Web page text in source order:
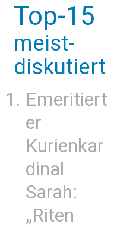
Top-15
meist-
diskutiert
Emeritiert
er
Kurienkar
dinal
Sarah:
„Riten